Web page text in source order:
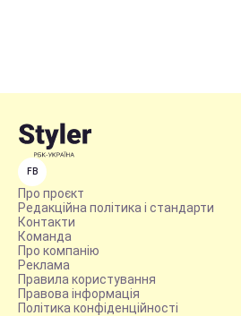
FB
Про проєкт
Редакційна політика і стандарти
Контакти
Команда
Про компанію
Реклама
Правила користування
Правова інформація
Політика конфіденційності